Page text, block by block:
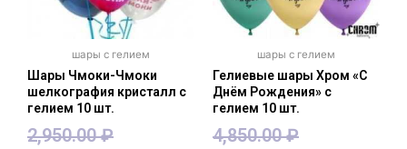
шары с гелием
Шары Чмоки-Чмоки
шелкография кристалл с
гелием 10 шт.
2,950.00₽
шары с гелием
Гелиевые шары Хром «С
Днём Рождения» с
гелием 10 шт.
4,850.00₽